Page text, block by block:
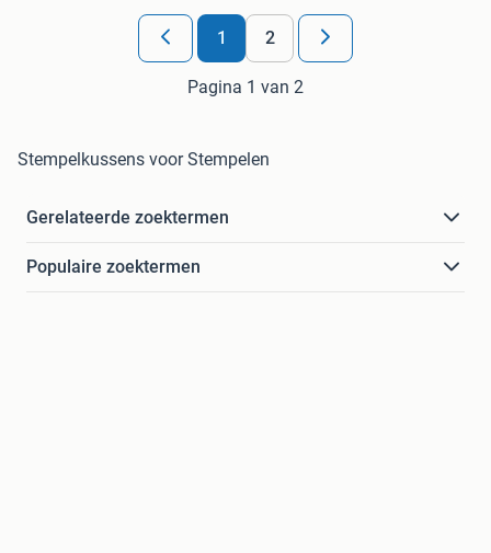
1 2
Pagina 1 van 2
Stempelkussens voor Stempelen
Gerelateerde zoektermen
Populaire zoektermen